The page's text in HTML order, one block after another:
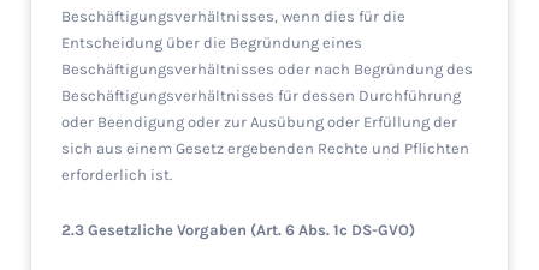
Beschäftigungsverhältnisses, wenn dies für die
Entscheidung über die Begründung eines
Beschäftigungsverhältnisses oder nach Begründung des
Beschäftigungsverhältnisses für dessen Durchführung
oder Beendigung oder zur Ausübung oder Erfüllung der
sich aus einem Gesetz ergebenden Rechte und Pflichten
erforderlich ist.
2.3 Gesetzliche Vorgaben (Art. 6 Abs. 1c DS-GVO)